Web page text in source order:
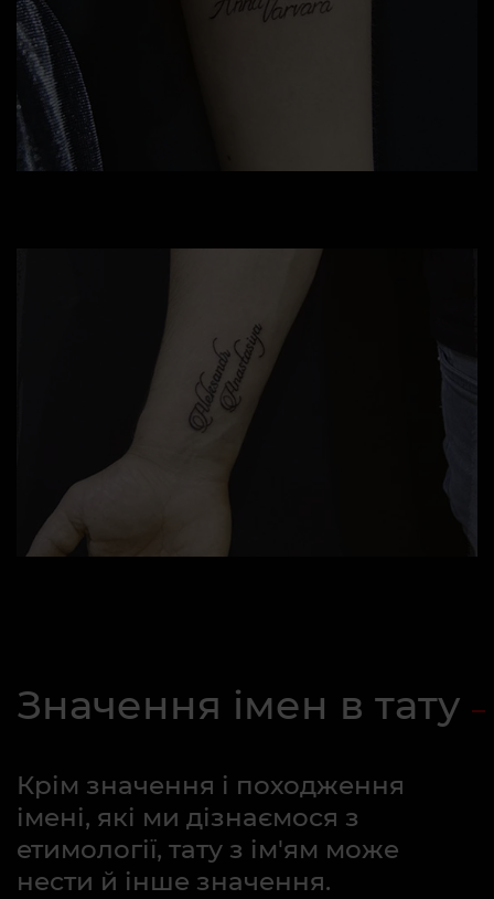
Значення імен в тату
Крім значення і походження
імені, які ми дізнаємося з
етимології, тату з ім'ям може
нести й інше значення.